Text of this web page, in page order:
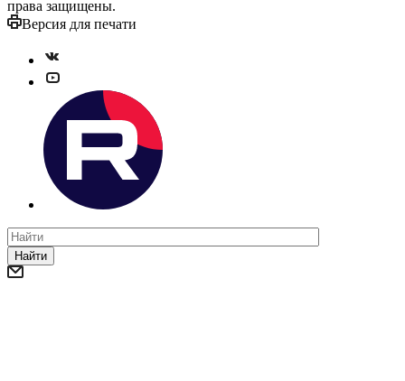
права защищены.
Версия для печати
Найти